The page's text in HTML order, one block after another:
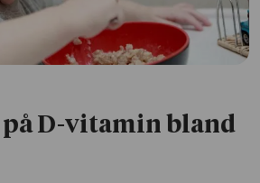
D-vitamin bland